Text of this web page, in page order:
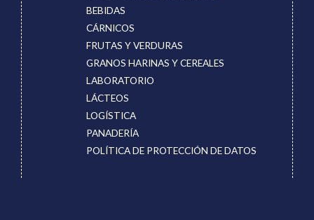
BEBIDAS
CÁRNICOS
FRUTAS Y VERDURAS
GRANOS HARINAS Y CEREALES
LABORATORIO
LÁCTEOS
LOGÍSTICA
PANADERÍA
POLÍTICA DE PROTECCIÓN DE DATOS